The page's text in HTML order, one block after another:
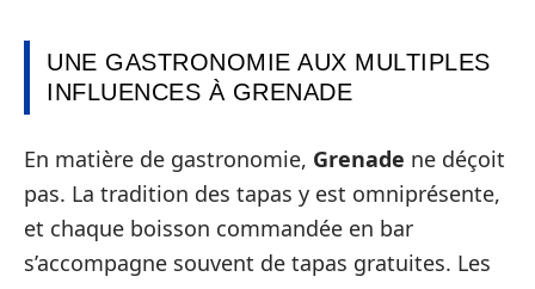
UNE GASTRONOMIE AUX MULTIPLES
INFLUENCES À GRENADE
En matière de gastronomie, Grenade ne déçoit
pas. La tradition des tapas y est omniprésente,
et chaque boisson commandée en bar
s’accompagne souvent de tapas gratuites. Les